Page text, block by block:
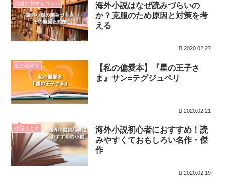
読書に関するコラム
海外小説はなぜ読みづらいの
か？克服のため原因と対策を考
える
2020.02.27
私の偏愛本
【私の偏愛本】『星の王子さ
ま』サン=テグジュペリ
2020.02.21
小説まとめ
海外小説初心者におすすめ！読
みやすくておもしろい名作・傑
作
2020.02.19